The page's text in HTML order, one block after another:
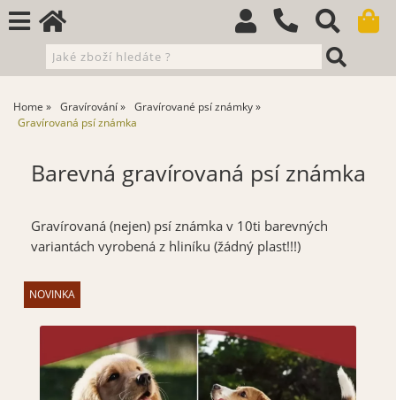
Home Gravírování
Gravírované psí známky
Gravírovaná psí známka
Barevná gravírovaná psí známka
Gravírovaná (nejen) psí známka v 10ti barevných
variantách vyrobená z hliníku (žádný plast!!!)